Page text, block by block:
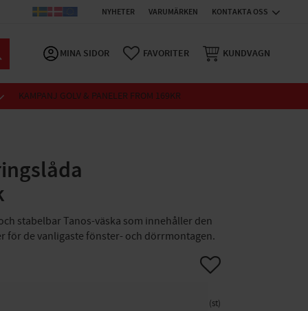
NYHETER VARUMÄRKEN KONTAKTA OSS
MINA SIDOR FAVORITER KUNDVAGN
KAMPANJ GOLV & PANELER FROM 169KR
stabelbar Tanos-väska som innehåller den
för de vanligaste fönster- och dörrmontagen.
st
Lägg till i favoriter